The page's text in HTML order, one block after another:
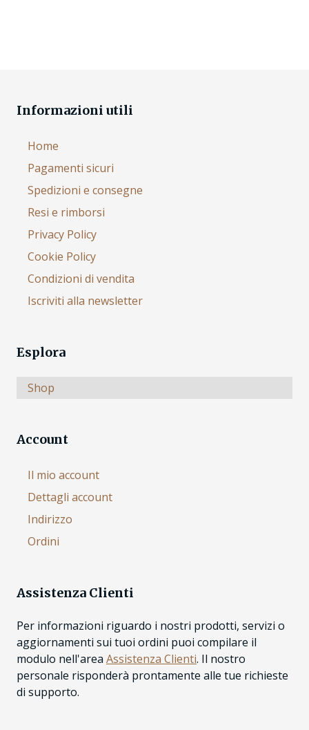
Informazioni utili
Home
Pagamenti sicuri
Spedizioni e consegne
Resi e rimborsi
Privacy Policy
Cookie Policy
Condizioni di vendita
Iscriviti alla newsletter
Esplora
Shop
Account
Il mio account
Dettagli account
Indirizzo
Ordini
Assistenza Clienti
Per informazioni riguardo i nostri prodotti, servizi o
aggiornamenti sui tuoi ordini puoi compilare il
modulo nell'area Assistenza Clienti. Il nostro
personale risponderà prontamente alle tue richieste
di supporto.